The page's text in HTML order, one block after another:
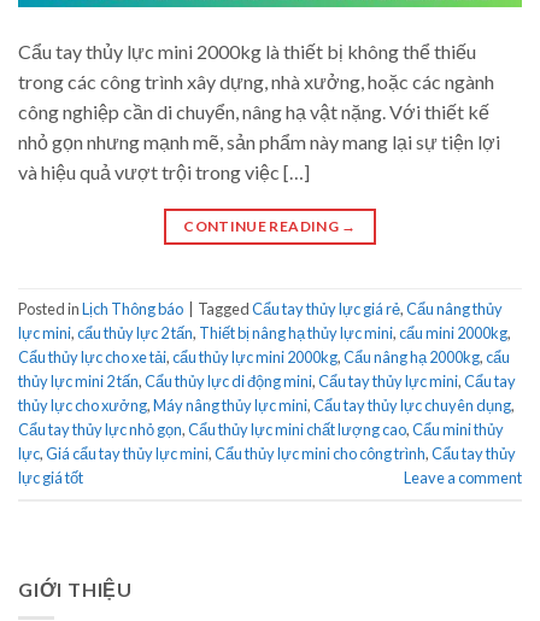
Cẩu tay thủy lực mini 2000kg là thiết bị không thể thiếu
trong các công trình xây dựng, nhà xưởng, hoặc các ngành
công nghiệp cần di chuyển, nâng hạ vật nặng. Với thiết kế
nhỏ gọn nhưng mạnh mẽ, sản phẩm này mang lại sự tiện lợi
và hiệu quả vượt trội trong việc […]
CONTINUE READING →
Posted inLịch Thông báo TaggedCẩu tay thủy lực giá rẻ,Cẩu nâng thủy
lực mini,cẩu thủy lực 2 tấn, Thiết bị nâng hạ thủy lực mini,cẩu mini 2000kg,
Cẩu thủy lực cho xe tải,cẩu thủy lực mini 2000kg,Cẩu nâng hạ 2000kg,cẩu
thủy lực mini 2 tấn,Cẩu thủy lực di động mini,Cẩu tay thủy lực mini,Cẩu tay
thủy lực cho xưởng,Máy nâng thủy lực mini,Cẩu tay thủy lực chuyên dụng,
Cẩu tay thủy lực nhỏ gọn,Cẩu thủy lực mini chất lượng cao,Cẩu mini thủy
lực,Giá cẩu tay thủy lực mini,Cẩu thủy lực mini cho công trình,Cẩu tay thủy
lực giá tốt
Leave a comment
GIỚI THIỆU